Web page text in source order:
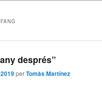
després”
perTomàs Martínez